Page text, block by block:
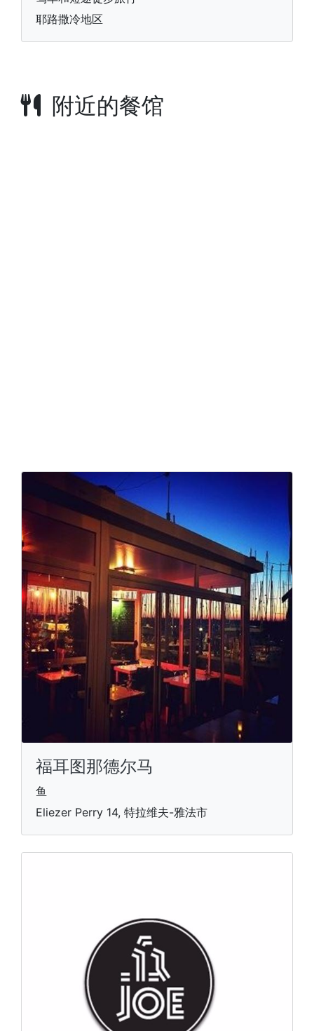
耶路撒冷地区
附近的餐馆
福耳图那德尔马
鱼
Eliezer Perry 14, 特拉维夫-雅法市